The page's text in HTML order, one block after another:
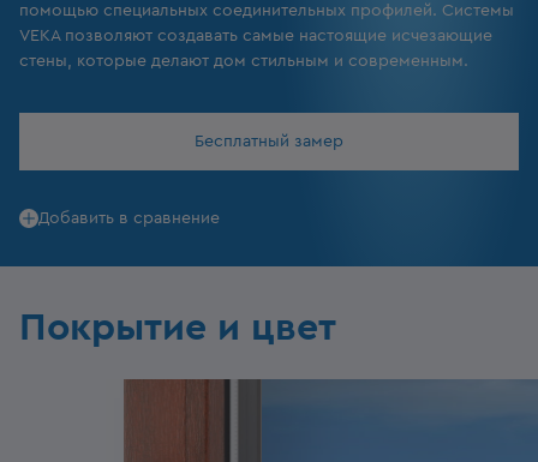
помощью специальных соединительных профилей. Системы
VEKA позволяют создавать самые настоящие исчезающие
стены, которые делают дом стильным и современным.
Бесплатный замер
Добавить в сравнение
Покрытие и цвет